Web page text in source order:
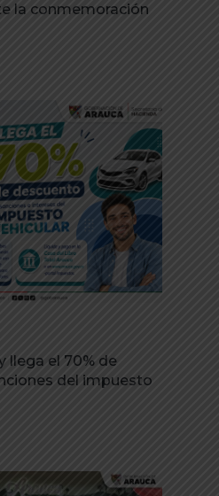
la conmemoración
llega el 70% de
del impuesto